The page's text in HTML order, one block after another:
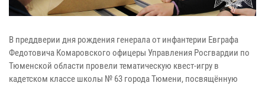
В преддверии дня рождения генерала от инфантерии Евграфа
Федотовича Комаровского офицеры Управления Росгвардии по
Тюменской области провели тематическую квест-игру в
кадетском классе школы № 63 города Тюмени, посвящённую